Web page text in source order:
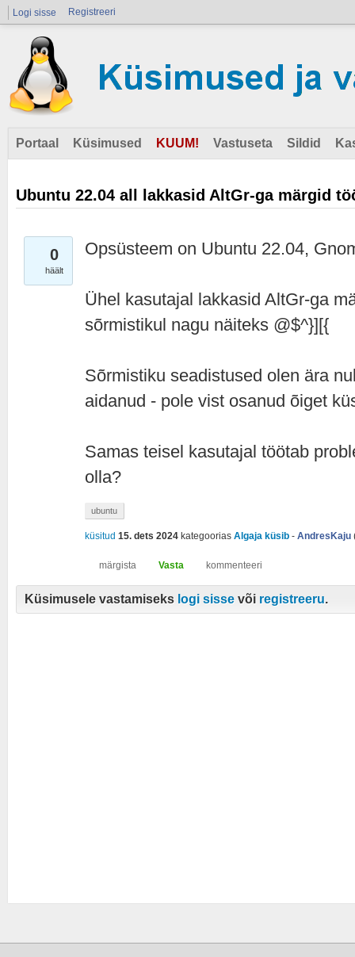
Logi sisse Registreeri
Portaal Küsimused KUUM! Vastuseta Sildid
Ubuntu 22.04 all lakkasid AltGr-ga märgid
0
häält
Opsüsteem on Ubuntu 22.04,
Ühel kasutajal lakkasid AltGr-ga
sõrmistikul nagu näiteks @$^}][{
Sõrmistiku seadistused olen ära
aidanud - pole vist osanud õiget
Samas teisel kasutajal töötab
olla?
ubuntu
küsitud 15. dets 2024 kategoorias Algaja küsib - AndresKaju
Küsimusele vastamiseks logi sisse või registreeru.